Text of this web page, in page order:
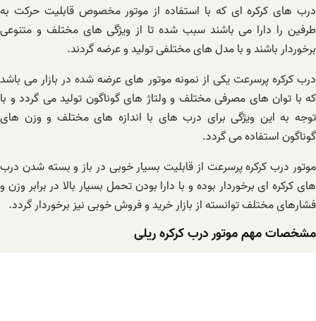
درب های کرکره ای که با استفاده از موتور مخصوص قابلیت حرکت به
طرفین را دارا می باشند سبب شده تا از ویژگی‌ های مختلف و متنوعی
برخوردار باشند و با مدل های مختلفی تولید و عرضه گردند.
درب کرکره پرسرعت یکی از نمونه موتور های عرضه شده در بازار می باشد
که با توان های مصرفی مختلف و ولتاژ های گوناگون تولید می گردد و با
توجه به این ویژگی برای درب های با اندازه های مختلف و وزن‌ های
گوناگون استفاده می گردد.
موتور درب کرکره پرسرعت از قابلیت بسیار خوبی در باز و بسته شدن درب
های کرکره ای برخوردار بوده و با دارا بودن تحمل بسیار بالا در برابر وزن و
فشارهای مختلف توانسته از بازار خرید و فروش خوبی نیز برخوردار گردد.
مشخصات مهم موتور درب کرکره ریلی